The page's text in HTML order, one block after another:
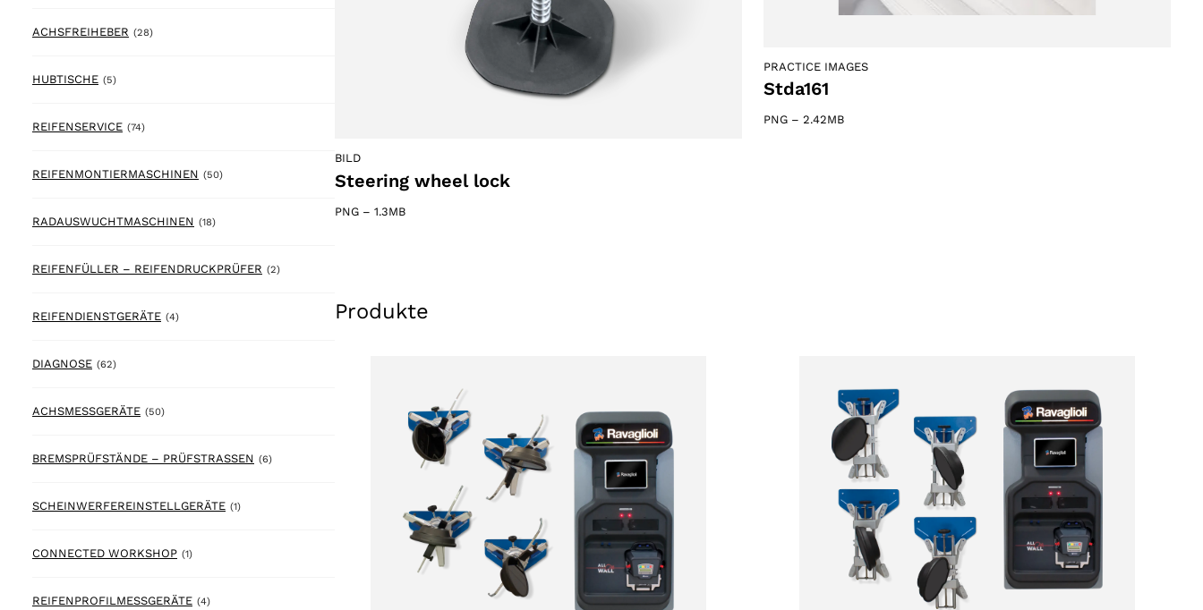
ACHSFREIHEBER (28)28 products
HUBTISCHE (5)5 products
REIFENSERVICE (74)74 products
REIFENMONTIERMASCHINEN (50)50 products
RADAUSWUCHTMASCHINEN (18)18 products
REIFENFÜLLER – REIFENDRUCKPRÜFER (2)2 products
REIFENDIENSTGERÄTE (4)4 products
DIAGNOSE (62)62 products
ACHSMESSGERÄTE (50)50 products
BREMSPRÜFSTÄNDE – PRÜFSTRASSEN (6)6 products
SCHEINWERFEREINSTELLGERÄTE (1)1 product
CONNECTED WORKSHOP (1)1 product
REIFENPROFILMESSGERÄTE (4)4 products
BILD
Steering wheel lock
PNG – 1.3MB
PRACTICE IMAGES
Stda161
PNG – 2.42MB
Produkte
Wählen Sie Ihre Sprache
AKZEPTIEREN